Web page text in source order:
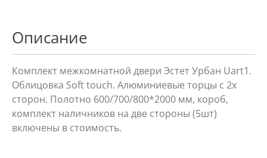
Описание
Комплект межкомнатной двери Эстет Урбан Uart1.
Облицовка Soft touch. Алюминиевые торцы с 2х
сторон. Полотно 600/700/800*2000 мм, короб,
комплект наличников на две стороны (5шт)
включены в стоимость.